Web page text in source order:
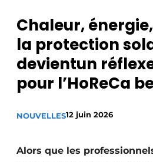
Podcasts
Privacy / Cookie
S’inscrire à l’événement
S’inscrire
Chaleur,
la protection
devientun
pour l’HoReCa
NOUVELLES12 juin 2026
Alors que les